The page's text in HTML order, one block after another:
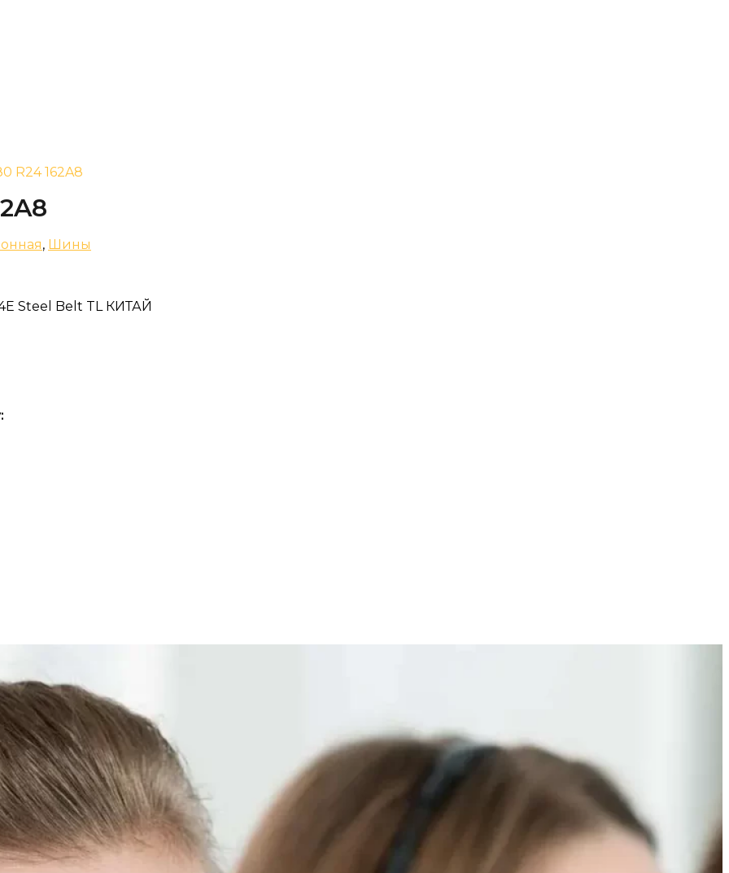
R24 162A8
, Шины
Steel Belt TL КИТАЙ